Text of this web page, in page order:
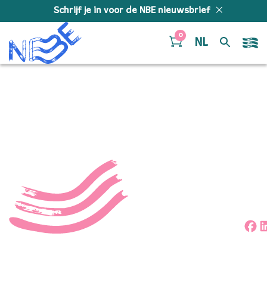
Schrijf je in voor de NBE nieuwsbrief
0
NL